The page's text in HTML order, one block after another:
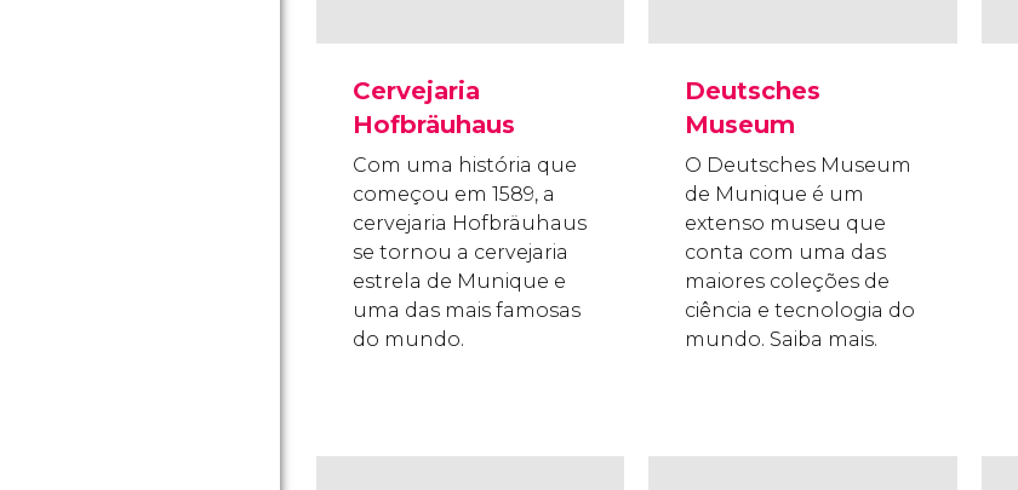
Cervejaria
Hofbräuhaus
Com uma história que
começou em 1589, a
cervejaria Hofbräuhaus
se tornou a cervejaria
estrela de Munique e
uma das mais famosas
do mundo.
Deutsches
Museum
O Deutsches Museum
de Munique é um
extenso museu que
conta com uma das
maiores coleções de
ciência e tecnologia do
mundo. Saiba mais.